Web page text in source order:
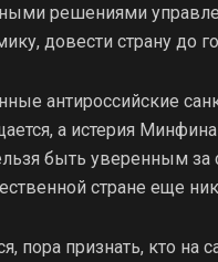
решениями
довести страну до
антироссийские
а истерия
быть уверенным за
стране еще
пора признать, кто на